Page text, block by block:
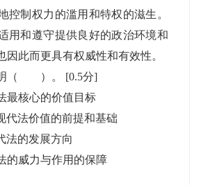
控制权力的滥用和特权的滋生。
用和遵守提供良好的政治环境和
因此而更具有权威性和有效性。
明（ ）。 [0.5分]
最核心的价值目标
代法价值的前提和基础
法的发展方向
的威力与作用的保障